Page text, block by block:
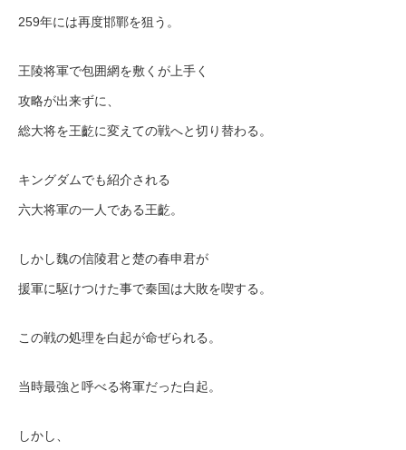
259年には再度邯鄲を狙う。
王陵将軍で包囲網を敷くが上手く
攻略が出来ずに、
総大将を王齕に変えての戦へと切り替わる。
キングダムでも紹介される
六大将軍の一人である王齕。
しかし魏の信陵君と楚の春申君が
援軍に駆けつけた事で秦国は大敗を喫する。
この戦の処理を白起が命ぜられる。
当時最強と呼べる将軍だった白起。
しかし、